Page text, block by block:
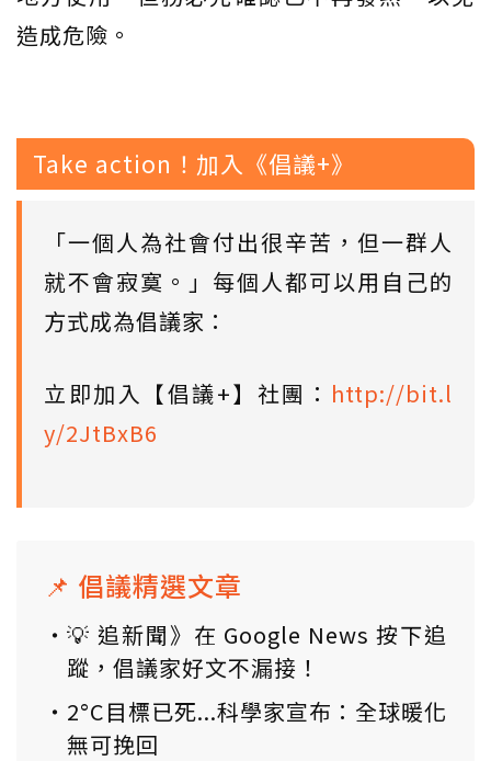
造成危險。
Take action！加入《倡議+》
「一個人為社會付出很辛苦，但一群人
就不會寂寞。」每個人都可以用自己的
方式成為倡議家：
立即加入【倡議+】社團： http://bit.l
y/2JtBxB6
📌 倡議精選文章
💡 追新聞》在 Google News 按下追
蹤，倡議家好文不漏接！
2°C目標已死...科學家宣布：全球暖化
無可挽回